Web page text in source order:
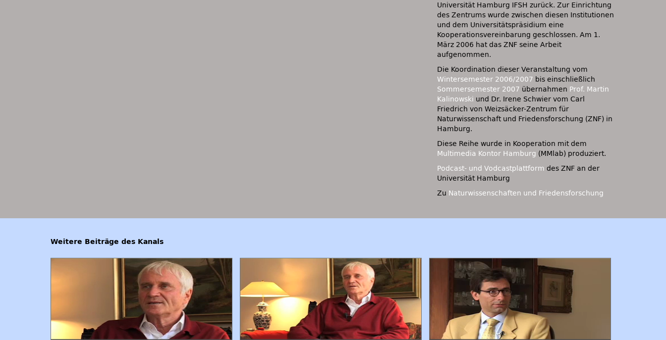
Universität Hamburg IFSH zurück. Zur Einrichtung
des Zentrums wurde zwischen diesen Institutionen
und dem Universitätspräsidium eine
Kooperationsvereinbarung geschlossen. Am 1.
März 2006 hat das ZNF seine Arbeit
aufgenommen.
Die Koordination dieser Veranstaltung vom
Wintersemester 2006/2007 bis einschließlich
Sommersemester 2007 übernahmen Prof. Martin
Kalinowski und Dr. Irene Schwier vom Carl
Friedrich von Weizsäcker-Zentrum für
Naturwissenschaft und Friedensforschung (ZNF) in
Hamburg.
Diese Reihe wurde in Kooperation mit dem
Multimedia Kontor Hamburg (MMlab) produziert.
Podcast- und Vodcastplattform des ZNF an der
Universität Hamburg
Zu Naturwissenschaften und Friedensforschung
Weitere Beiträge des Kanals